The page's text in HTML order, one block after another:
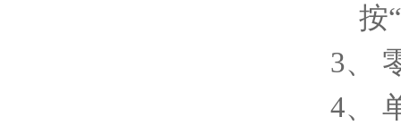
按
3、
4、